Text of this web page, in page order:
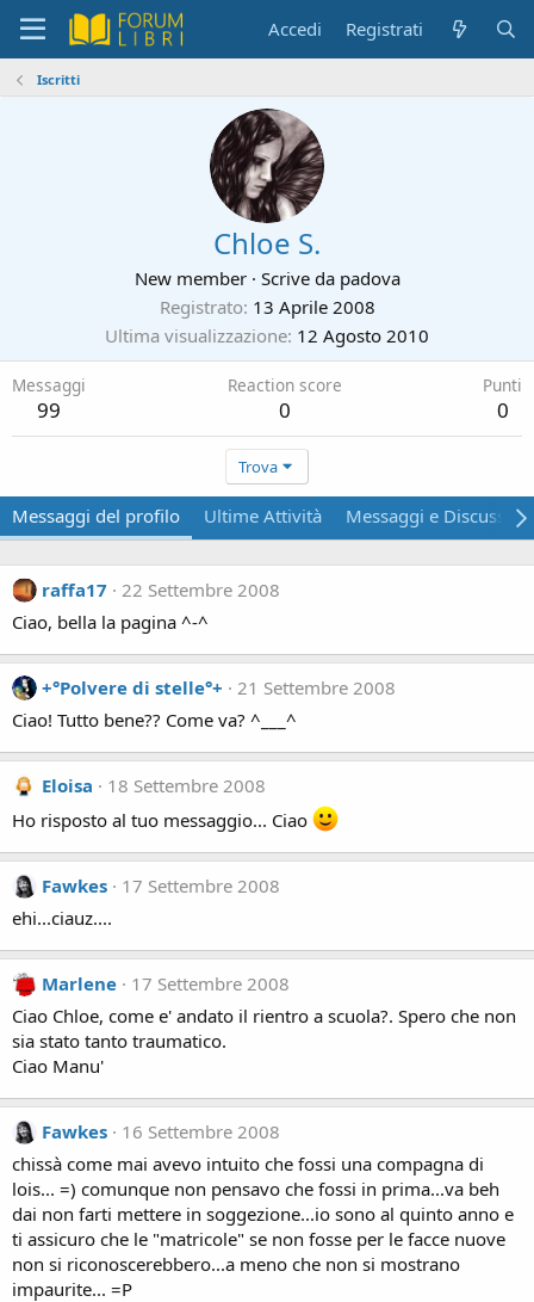
Accedi Registrati
Iscritti
Chloe S.
New member · Scrive da padova
Registrato 13 Aprile 2008
Ultima visualizzazione 12 Agosto 2010
Messaggi
99
Reaction score
0
Punti
0
Trova
Messaggi del profilo Ultime Attività Messaggi e
raffa17
22 Settembre 2008
Ciao, bella la pagina ^-^
+°Polvere di stelle°+
21 Settembre 2008
Ciao! Tutto bene?? Come va? ^___^
Eloisa
18 Settembre 2008
Ho risposto al tuo messaggio... Ciao
Fawkes
17 Settembre 2008
ehi...ciauz....
Marlene
17 Settembre 2008
Ciao Chloe, come e' andato il rientro a scuola?. Spero che non
sia stato tanto traumatico.
Ciao Manu'
Fawkes
16 Settembre 2008
chissà come mai avevo intuito che fossi una compagna di
lois... =) comunque non pensavo che fossi in prima...va beh
dai non farti mettere in soggezione...io sono al quinto anno e
ti assicuro che le "matricole" se non fosse per le facce nuove
non si riconoscerebbero...a meno che non si mostrano
impaurite... =P